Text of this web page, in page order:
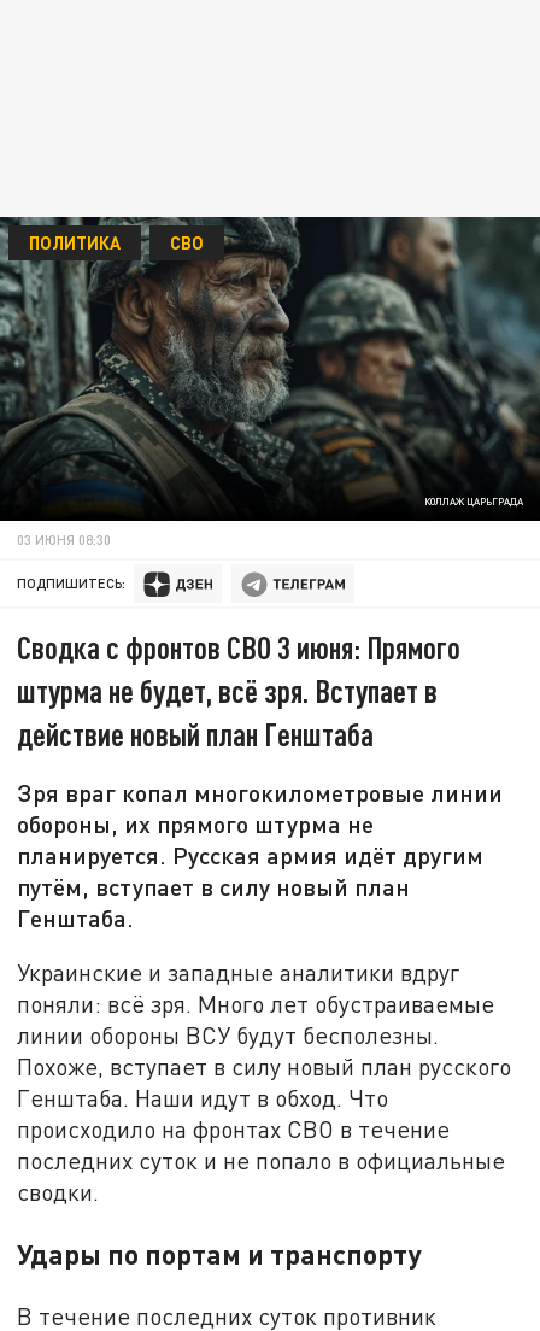
КОЛЛАЖ ЦАРЬГРАДА
ПОЛИТИКА СВО
03 ИЮНЯ 08:30
ПОДПИШИТЕСЬ:
Сводка с фронтов СВО 3 июня: Прямого
штурма не будет, всё зря. Вступает в
действие новый план Генштаба
Зря враг копал многокилометровые линии
обороны, их прямого штурма не
планируется. Русская армия идёт другим
путём, вступает в силу новый план
Генштаба.
Украинские и западные аналитики вдруг
поняли: всё зря. Много лет обустраиваемые
линии обороны ВСУ будут бесполезны.
Похоже, вступает в силу новый план русского
Генштаба. Наши идут в обход. Что
происходило на фронтах СВО в течение
последних суток и не попало в официальные
сводки.
Удары по портам и транспорту
В течение последних суток противник